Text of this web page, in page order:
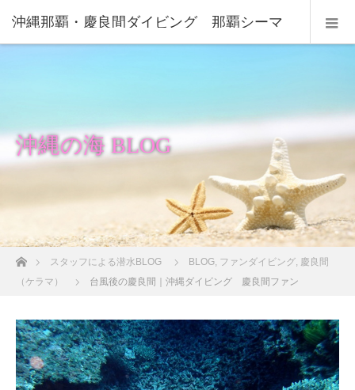
沖縄那覇・慶良間ダイビング 那覇シーマ
沖縄の海 BLOG
ホームスタッフによる潜水BLOG BLOG, ファンダイビング, 慶良間
（ケラマ）
台風後の慶良間｜沖縄ダイビング 慶良間ファン